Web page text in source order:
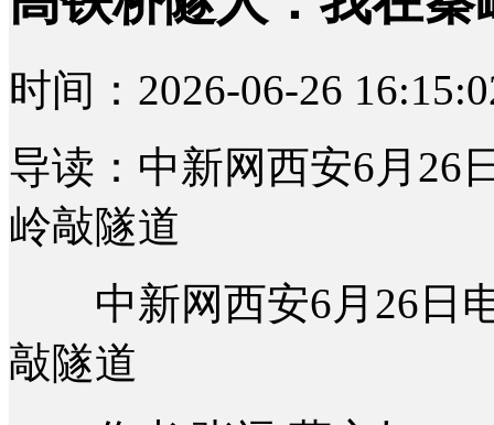
时间：2026-06-26
导读：中新网西安6月26
岭敲隧道
中新网西安6月26日电
敲隧道